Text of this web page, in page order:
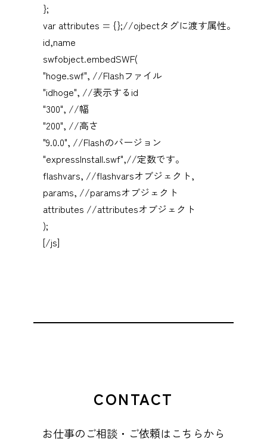
};
var attributes = {};//ojbectタグに渡す属性。
id,name
swfobject.embedSWF(
"hoge.swf", //Flashファイル
"idhoge", //表示するid
"300", //幅
"200", //高さ
"9.0.0", //Flashのバージョン
"expressInstall.swf",//定数です。
flashvars, //flashvarsオブジェクト,
params, //paramsオブジェクト
attributes //attributesオブジェクト
);
[/js]
CONTACT
お仕事のご相談・ご依頼はこちらから